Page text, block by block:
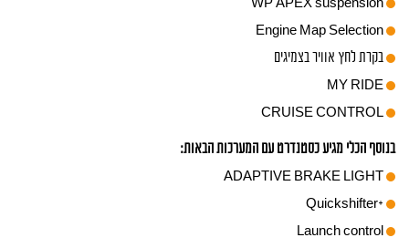
בקרת לחץ אוויר בצמיגים
בנוסף הכלי מגיע כסטנדרט עם המערכות הבאות:
+Quickshifter